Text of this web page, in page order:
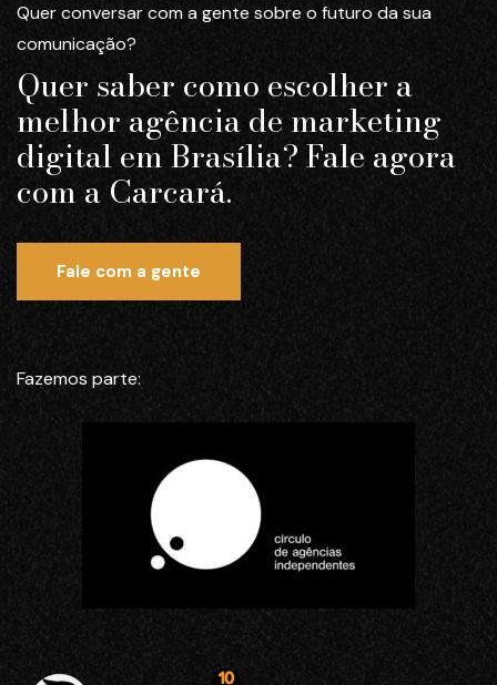
Quer conversar com a gente sobre o futuro da sua
comunicação?
Quer saber como escolher a
melhor agência de marketing
digital em Brasília? Fale agora
com a Carcará.
Fale com a gente
Fazemos parte: